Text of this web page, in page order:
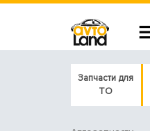
Запчасти для
ТО